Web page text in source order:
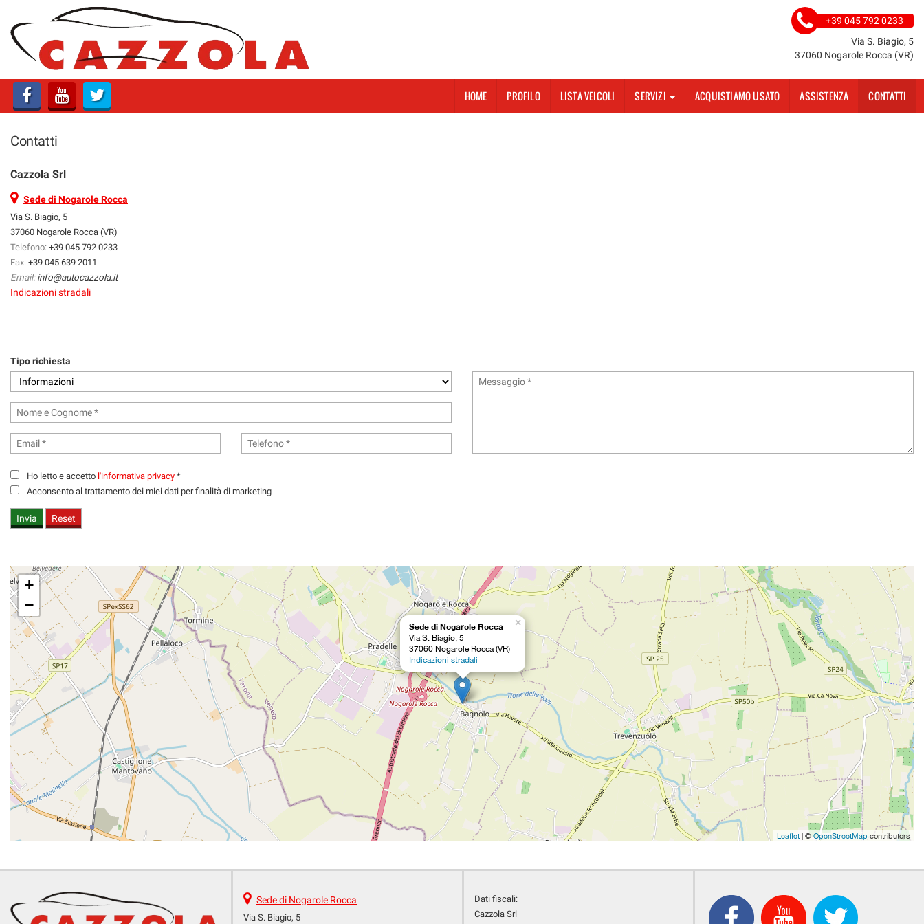
PROFILO
LISTA VEICOLI
SERVIZI
OFFICINA E CARROZZERIA
GARANZIA 12 MESI
FINANZIAMENTI
CONSEGNA IMEDDIATA
PREPARAZIONE VETTURE
ACQUISTIAMO USATO
ASSISTENZA
CONTATTI
+39 045 792 0233
Via S. Biagio, 5
37060 Nogarole Rocca (VR)
HOME PROFILO LISTA VEICOLI SERVIZI ACQUISTIAMO USATO ASSISTENZA CONTATTI
Contatti
Cazzola Srl
Sede di Nogarole Rocca
Via S. Biagio, 5
37060 Nogarole Rocca (VR)
Telefono: +39 045 792 0233
Fax: +39 045 639 2011
Email: info@autocazzola.it
Indicazioni stradali
Tipo richiesta
Ho letto e accetto l'informativa privacy *
Acconsento al trattamento dei miei dati per finalità di marketing
Sede di Nogarole Rocca
Via S. Biagio, 5
37060 Nogarole Rocca (VR)
Indicazioni stradali
×
+
−
Leaflet| © OpenStreetMap contributors
Sede di Nogarole Rocca
Via S. Biagio, 5
Dati fiscali:
Cazzola Srl